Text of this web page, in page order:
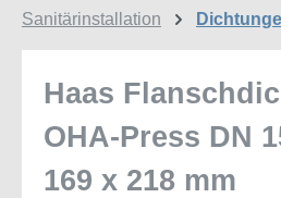
Sanitärinstallation
Haas
OHA-Press DN
169 x 218 mm